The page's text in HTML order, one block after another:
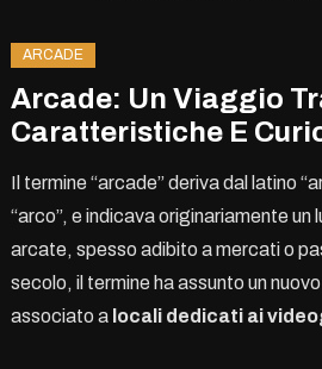
ARCADE
Arcade: Un Viaggio
Caratteristiche E
Il termine “arcade” deriva dal latino
“arco”, e indicava originariamente
arcate, spesso adibito a mercati o
secolo, il termine ha assunto un
associato a locali dedicati ai